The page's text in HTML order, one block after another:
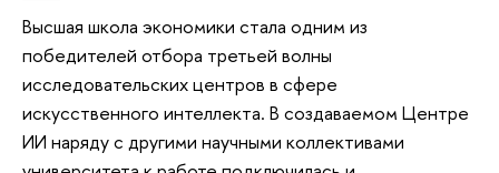
Высшая школа экономики стала одним из
победителей отбора третьей волны
исследовательских центров в сфере
искусственного интеллекта. В создаваемом Центре
ИИ наряду с другими научными коллективами